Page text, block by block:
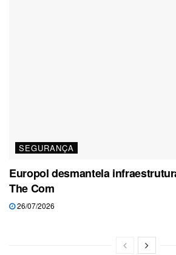
SEGURANÇA
Europol desmantela
The Com
26/07/2026